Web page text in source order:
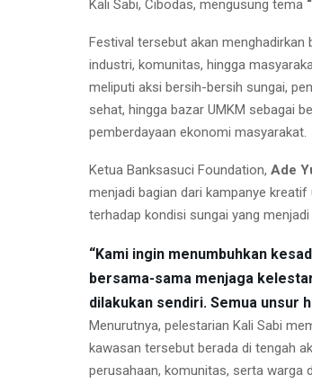
Kali Sabi, Cibodas, mengusung tema
Festival tersebut akan menghadirkan
industri, komunitas, hingga
meliputi aksi bersih-bersih sungai,
sehat, hingga bazar UMKM sebagai
pemberdayaan ekonomi masyarakat.
Ketua Banksasuci Foundation, Ade
menjadi bagian dari kampanye
terhadap kondisi sungai yang
“Kami ingin menumbuhkan
bersama-sama menjaga
dilakukan sendiri. Semua unsur
Menurutnya, pelestarian Kali Sabi
kawasan tersebut berada di tengah
perusahaan, komunitas, serta warga